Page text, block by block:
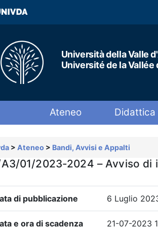
Università della Valle
Université de la Vallée
Ateneo Didattica
> Ateneo > Bandi, Avvisi e Appalti
01/2023-2024 – Avviso
di pubblicazione 6 Luglio
e ora di scadenza 21-07-2023